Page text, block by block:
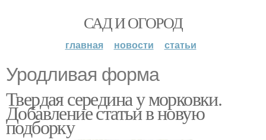
САД И ОГОРОД
главная новости статьи
Уродливая форма
Твердая середина у морковки.
Добавление статьи в новую
подборку